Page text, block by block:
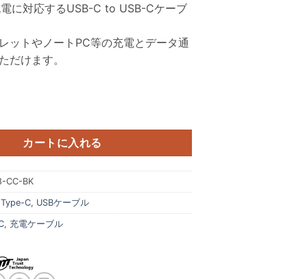
に対応するUSB-C to USB-Cケーブ
ットやノートPC等の充電とデータ通
だけます。
カートに入れる
CC-BK
Type-C, USBケーブル
, 充電ケーブル